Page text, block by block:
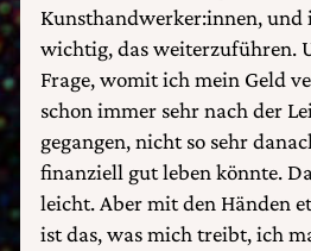
Kunsthandwerker:innen, und
wichtig, das weiterzuführen.
Frage, womit ich mein Geld
schon immer sehr nach der
gegangen, nicht so sehr
finanziell gut leben könnte.
leicht. Aber mit den Händen
ist das, was mich treibt, ich